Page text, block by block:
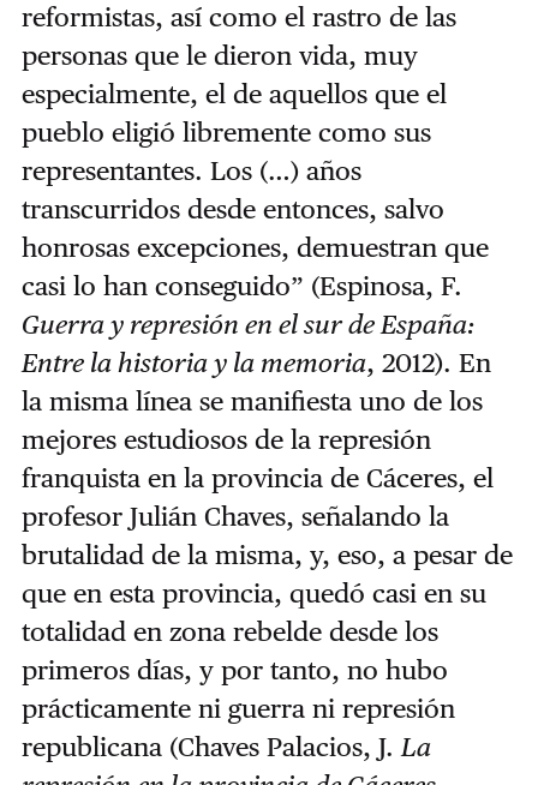
reformistas, así como el rastro de las
personas que le dieron vida, muy
especialmente, el de aquellos que el
pueblo eligió libremente como sus
representantes. Los (…) años
transcurridos desde entonces, salvo
honrosas excepciones, demuestran que
casi lo han conseguido” (Espinosa, F.
Guerra y represión en el sur de España:
Entre la historia y la memoria, 2012). En
la misma línea se manifiesta uno de los
mejores estudiosos de la represión
franquista en la provincia de Cáceres, el
profesor Julián Chaves, señalando la
brutalidad de la misma, y, eso, a pesar de
que en esta provincia, quedó casi en su
totalidad en zona rebelde desde los
primeros días, y por tanto, no hubo
prácticamente ni guerra ni represión
republicana (Chaves Palacios, J.La